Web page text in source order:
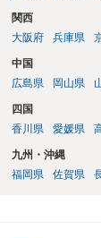
関西
大阪府
兵庫県
中国
広島県
岡山県
四国
香川県
愛媛県
九州・沖縄
福岡県
佐賀県